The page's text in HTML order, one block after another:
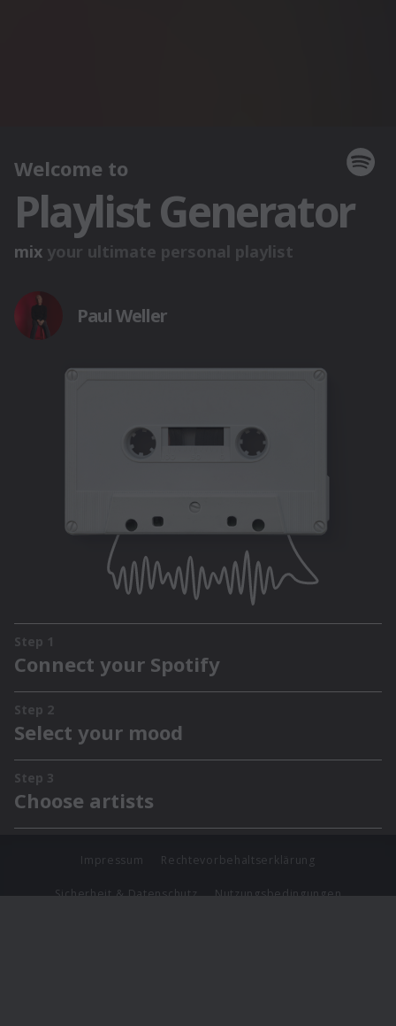
Impressum Rechtevorbehaltserklärung
Sicherheit & Datenschutz Nutzungsbedingungen